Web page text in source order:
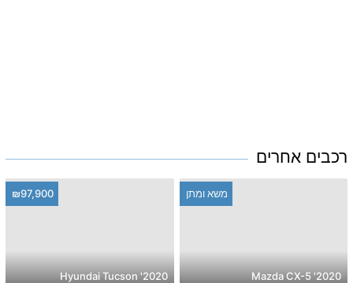
רכבים אחרים
משא ומתן
2020' Mazda CX-5
₪97,900
2020' Hyundai Tucson